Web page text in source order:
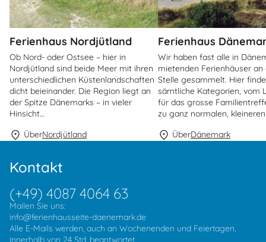
Ferienhaus Nordjütland
Ob Nord- oder Ostsee – hier in
Nordjütland sind beide Meer mit ihren
unterschiedlichen Küstenlandschaften
dicht beieinander. Die Region liegt an
der Spitze Dänemarks – in vieler
Hinsicht…
ÜberNordjütland
Ferienhaus
Wir haben fast alle in
mietenden Ferienhäuser an
Stelle gesammelt. Hier
sämtliche Kategorien, vom
für das grosse
zu ganz normalen,
ÜberDänemark
Kontakt
(+49) 4087 4064 63
Mailen Sie uns:
info@ferienhausseite-daenemark.de
Alle E-Mails werden, auch an Wochenenden und Feiertagen,
innerhalb von 24 Std. beantwortet.